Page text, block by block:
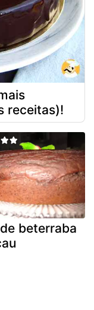
receitas)!
beterraba